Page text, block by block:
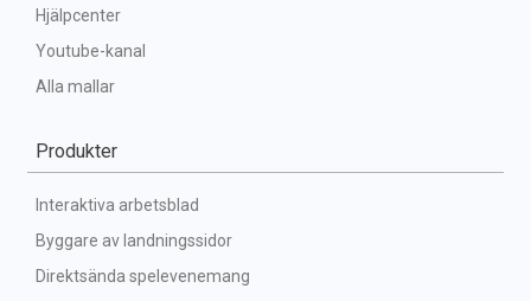
Hjälpcenter
Youtube-kanal
Alla mallar
Produkter
Interaktiva arbetsblad
Byggare av landningssidor
Direktsända spelevenemang